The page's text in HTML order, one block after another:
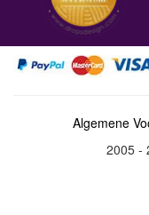
Algemene
2005 -